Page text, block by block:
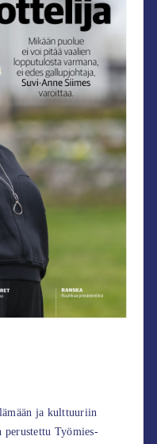
ja kulttuuriin
Työmies-